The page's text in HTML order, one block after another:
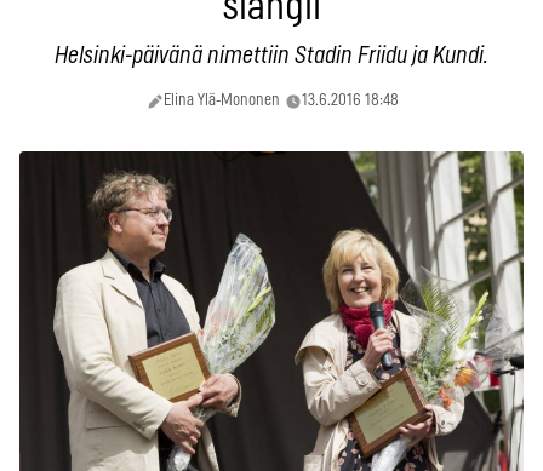
Helsinki-päivänä nimettiin Stadin Friidu ja Kundi.
Elina Ylä-Mononen 13.6.2016 18:48